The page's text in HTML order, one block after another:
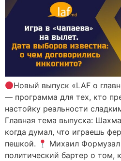
Новый выпуск «LAF о
— программа для тех, кто
настойку реальности
Главная тема выпуска:
когда думал, что играешь
пешкой.
Михаил
политический бартер о том,